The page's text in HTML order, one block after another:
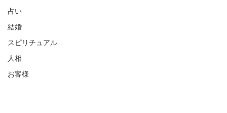
占い
結婚
スピリチュアル
人相
お客様